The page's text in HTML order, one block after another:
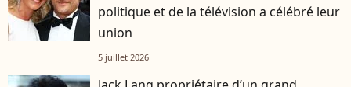
politique et de la télévision a célébré leur
union
5 juillet 2026